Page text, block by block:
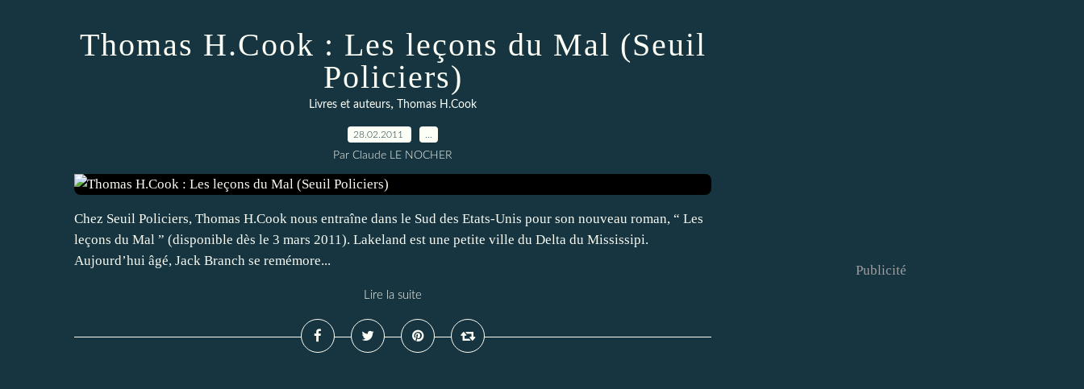
Thomas H.Cook : Les leçons du Mal (Seuil
Policiers)
Livres et auteurs, Thomas H.Cook
28.02.2011
Par Claude LE NOCHER
Chez Seuil Policiers, Thomas H.Cook nous entraîne dans le Sud des Etats-Unis pour son nouveau roman, “ Les
leçons du Mal ” (disponible dès le 3 mars 2011). Lakeland est une petite ville du Delta du Mississipi.
Aujourd’hui âgé, Jack Branch se remémore...
Lire la suite
Publicité